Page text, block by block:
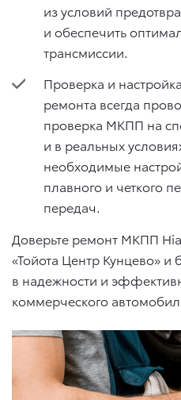
из условий
и обеспечить
трансмиссии.
Проверка и
ремонта всегда
проверка МКПП на
и в реальных
необходимые
плавного и четкого
передач.
Доверьте ремонт МКПП
«Тойота Центр Кунцево» и
в надежности и
коммерческого